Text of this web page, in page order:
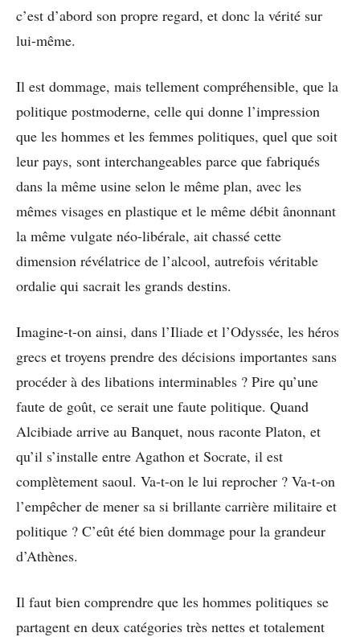
c’est d’abord son propre regard, et donc la vérité sur
lui-même.
Il est dommage, mais tellement compréhensible, que la
politique postmoderne, celle qui donne l’impression
que les hommes et les femmes politiques, quel que soit
leur pays, sont interchangeables parce que fabriqués
dans la même usine selon le même plan, avec les
mêmes visages en plastique et le même débit ânonnant
la même vulgate néo-libérale, ait chassé cette
dimension révélatrice de l’alcool, autrefois véritable
ordalie qui sacrait les grands destins.
Imagine-t-on ainsi, dans l’Iliade et l’Odyssée, les héros
grecs et troyens prendre des décisions importantes sans
procéder à des libations interminables ? Pire qu’une
faute de goût, ce serait une faute politique. Quand
Alcibiade arrive au Banquet, nous raconte Platon, et
qu’il s’installe entre Agathon et Socrate, il est
complètement saoul. Va-t-on le lui reprocher ? Va-t-on
l’empêcher de mener sa si brillante carrière militaire et
politique ? C’eût été bien dommage pour la grandeur
d’Athènes.
Il faut bien comprendre que les hommes politiques se
partagent en deux catégories très nettes et totalement